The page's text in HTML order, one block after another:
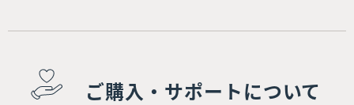
ご購入・サポートについて